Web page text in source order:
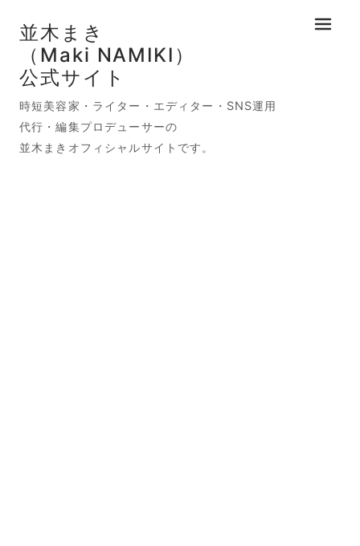
並木まき
（Maki NAMIKI）
公式サイト
時短美容家・ライター・エディター・SNS運用
代行・編集プロデューサーの
並木まきオフィシャルサイトです。
メニュ